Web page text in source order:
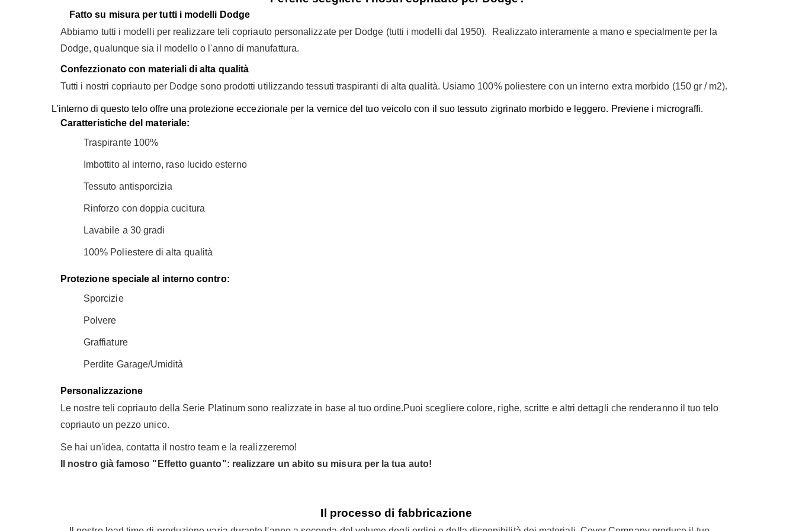
Fatto su misura per tutti i modelli Dodge
Abbiamo tutti i modelli per realizzare teli copriauto personalizzate per Dodge (tutti i modelli dal 1950). Realizzato interamente a mano e specialmente per la
Dodge, qualunque sia il modello o l'anno di manufattura.
Confezzionato con materiali di alta qualità
Tutti i nostri copriauto per Dodge sono prodotti utilizzando tessuti traspiranti di alta qualità. Usiamo 100% poliestere con un interno extra morbido (150 gr / m2).
L'interno di questo telo offre una protezione eccezionale per la vernice del tuo veicolo con il suo tessuto zigrinato morbido e leggero. Previene i micrograffi.
Caratteristiche del materiale:
Traspirante 100%
Imbottito al interno, raso lucido esterno
Tessuto antisporcizia
Rinforzo con doppia cucitura
Lavabile a 30 gradi
100% Poliestere di alta qualità
Protezione speciale al interno contro:
Sporcizie
Polvere
Graffiature
Perdite Garage/Umidità
Personalizzazione
Le nostre teli copriauto della Serie Platinum sono realizzate in base al tuo ordine.Puoi scegliere colore, righe, scritte e altri dettagli che renderanno il tuo telo
copriauto un pezzo unico.
Se hai un'idea, contatta il nostro team e la realizzeremo!
Il nostro già famoso "Effetto guanto": realizzare un abito su misura per la tua auto!
Il processo di fabbricazione